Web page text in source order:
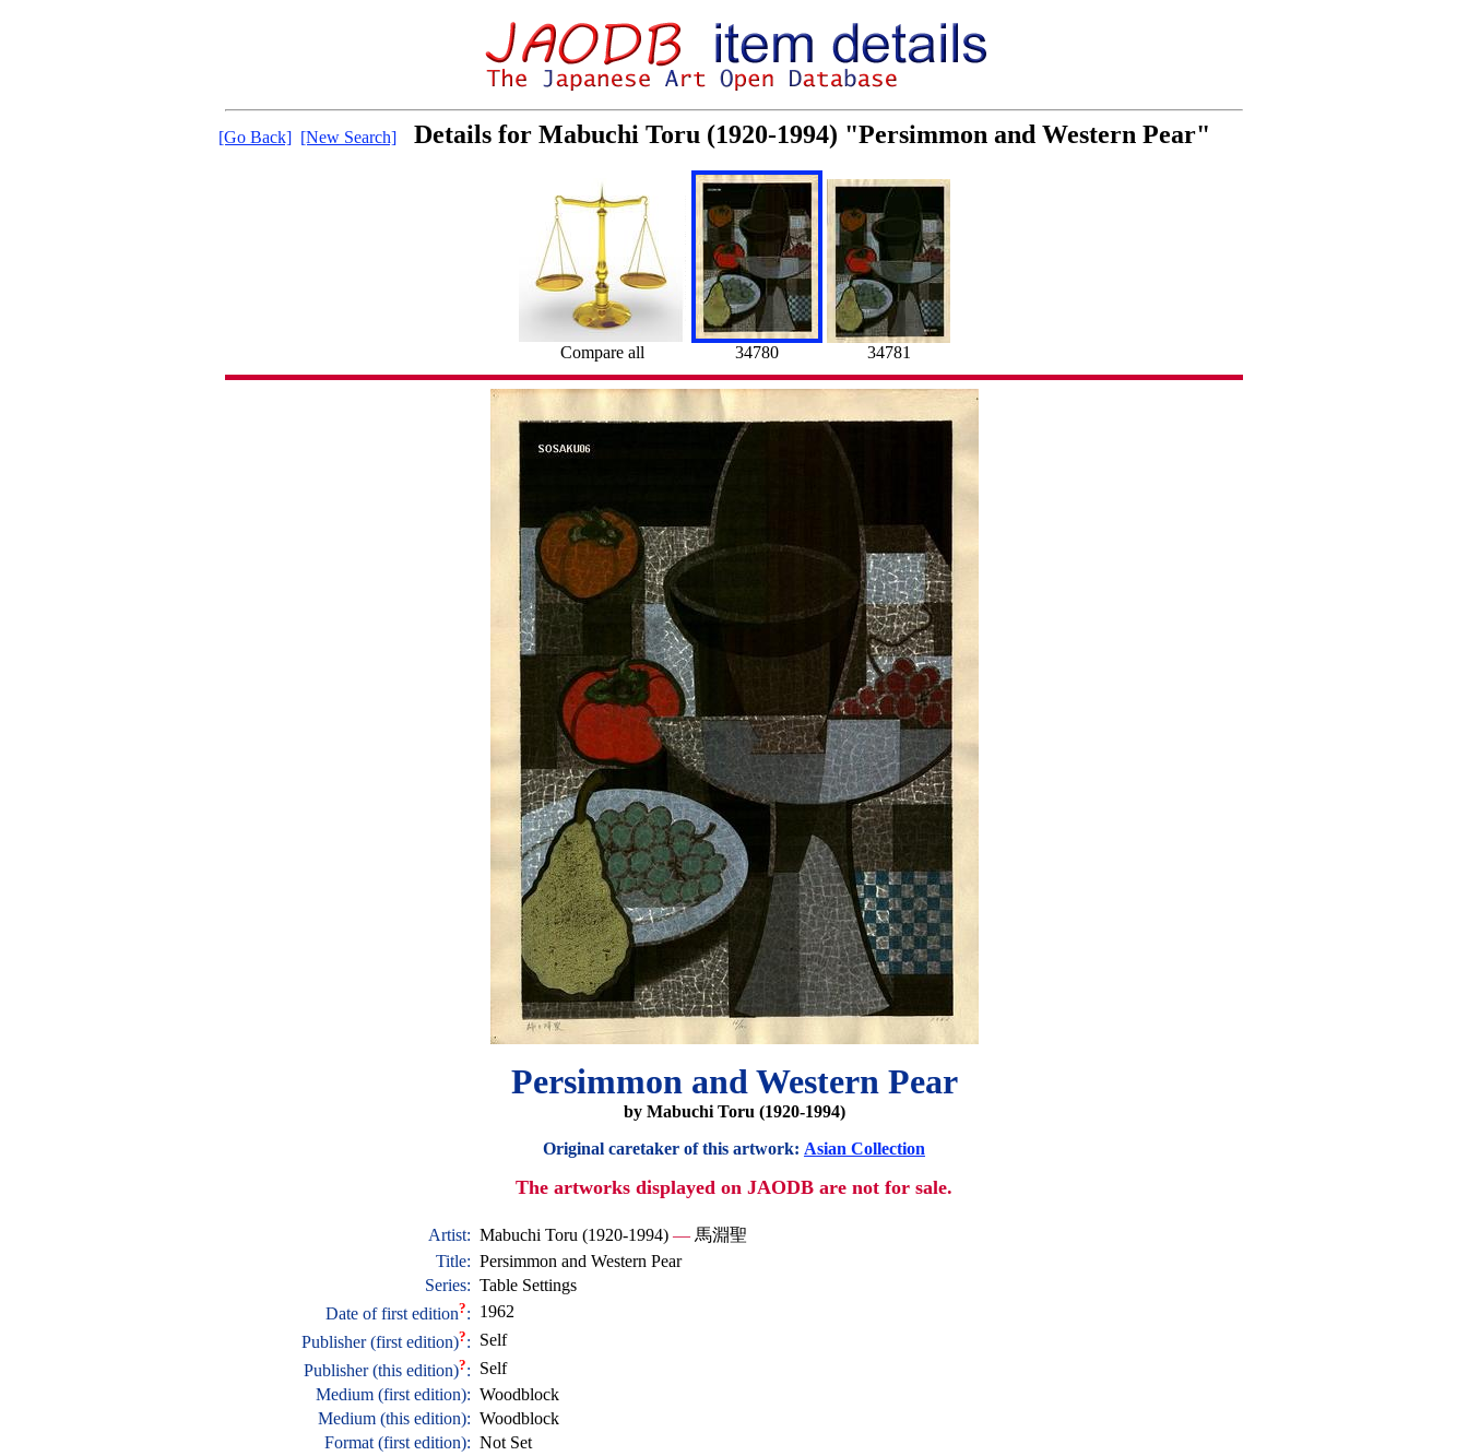
[Go Back] [New Search] Details for Mabuchi Toru (1920-1994) "Persimmon and Western Pear"
Compare all 34780 34781
Persimmon and Western Pear
by Mabuchi Toru (1920-1994)
Original caretaker of this artwork: Asian Collection
The artworks displayed on JAODB are not for sale.
Artist: Mabuchi Toru (1920-1994) —馬淵聖
Title: Persimmon and Western Pear
Series: Table Settings
Date of first edition?: 1962
Publisher (first edition)?: Self
Publisher (this edition)?: Self
Medium (first edition): Woodblock
Medium (this edition): Woodblock
Format (first edition): Not Set